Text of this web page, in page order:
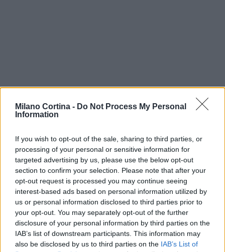
Milano Cortina - Do Not Process My Personal
Information
If you wish to opt-out of the sale, sharing to third parties, or
processing of your personal or sensitive information for
targeted advertising by us, please use the below opt-out
section to confirm your selection. Please note that after your
opt-out request is processed you may continue seeing
interest-based ads based on personal information utilized by
us or personal information disclosed to third parties prior to
your opt-out. You may separately opt-out of the further
disclosure of your personal information by third parties on the
IAB’s list of downstream participants. This information may
also be disclosed by us to third parties on the IAB’s List of
Continua a leggere
PATTINAGGIO DI VELOCITÀ